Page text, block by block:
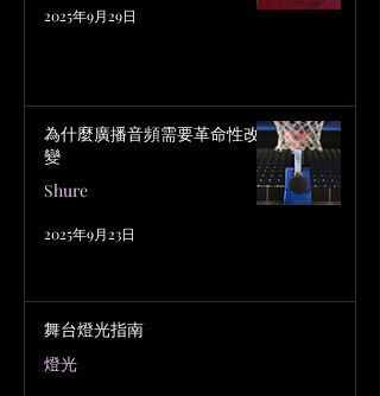
2025年9月29日
為什麼廣播音頻需要革命性改
變
Shure
2025年9月23日
舞台燈光指南
燈光